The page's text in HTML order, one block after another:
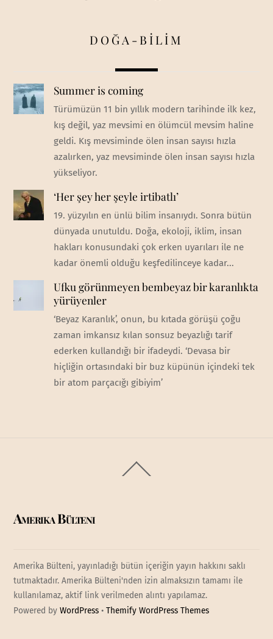
DOĞA-BİLİM
Summer is coming
Türümüzün 11 bin yıllık modern tarihinde ilk kez,
kış değil, yaz mevsimi en ölümcül mevsim haline
geldi. Kış mevsiminde ölen insan sayısı hızla
azalırken, yaz mevsiminde ölen insan sayısı hızla
yükseliyor.
‘Her şey her şeyle irtibatlı’
19. yüzyılın en ünlü bilim insanıydı. Sonra bütün
dünyada unutuldu. Doğa, ekoloji, iklim, insan
hakları konusundaki çok erken uyarıları ile ne
kadar önemli olduğu keşfedilinceye kadar...
Ufku görünmeyen bembeyaz bir karanlıkta
yürüyenler
‘Beyaz Karanlık’, onun, bu kıtada görüşü çoğu
zaman imkansız kılan sonsuz beyazlığı tarif
ederken kullandığı bir ifadeydi. ‘Devasa bir
hiçliğin ortasındaki bir buz küpünün içindeki tek
bir atom parçacığı gibiyim’
To
Amerika Bülteni
Amerika Bülteni, yayınladığı bütün içeriğin yayın hakkını saklı
tutmaktadır. Amerika Bülteni'nden izin almaksızın tamamı ile
kullanılamaz, aktif link verilmeden alıntı yapılamaz.
Powered byWordPress •Themify WordPress Themes